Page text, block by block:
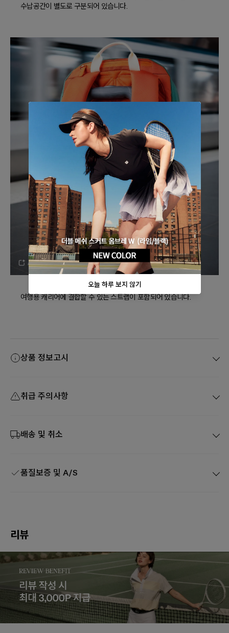
수납공간이 별도로 구분되어 있습니다.
여행용 캐리어에 결합할 수 있는 스트랩이 포함되어 있습니다.
상품 정보고시
취급 주의사항
배송 및 취소
품질보증 및 A/S
리뷰